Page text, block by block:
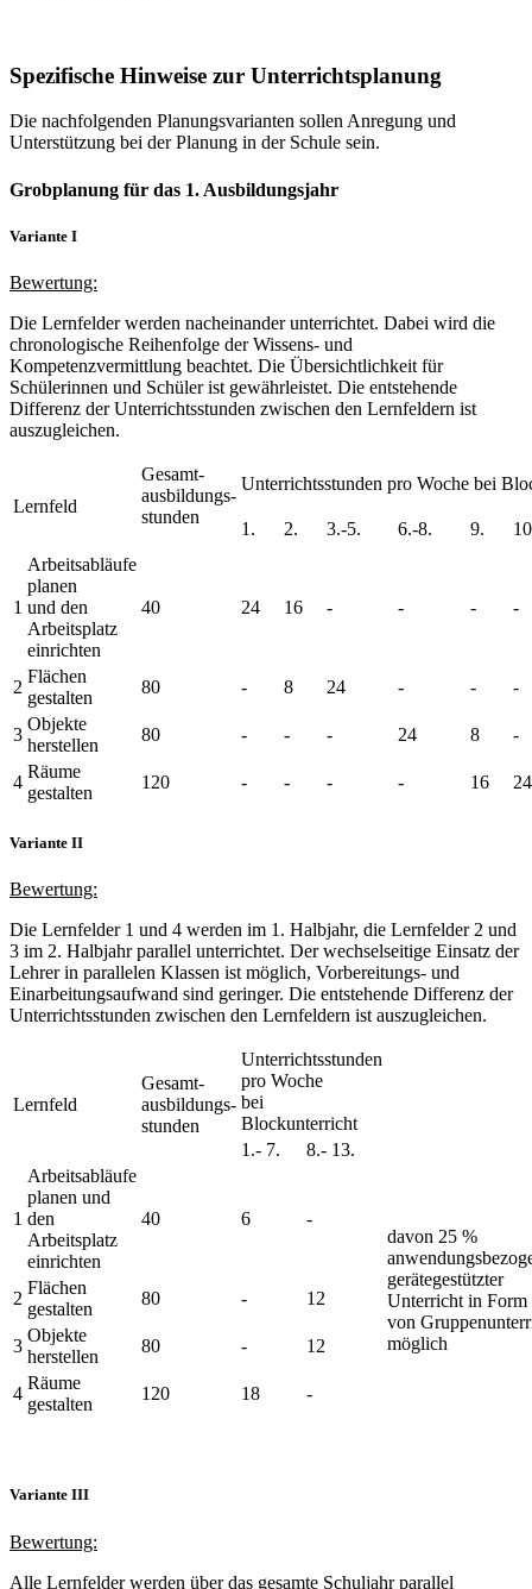
Spezifische Hinweise zur Unterrichtsplanung
Die nachfolgenden Planungsvarianten sollen Anregung und
Unterstützung bei der Planung in der Schule sein.
Grobplanung für das 1. Ausbildungsjahr
Variante I
Bewertung:
Die Lernfelder werden nacheinander unterrichtet. Dabei wird die
chronologische Reihenfolge der Wissens- und
Kompetenzvermittlung beachtet. Die Übersichtlichkeit für
Schülerinnen und Schüler ist gewährleistet. Die entstehende
Differenz der Unterrichtsstunden zwischen den Lernfeldern ist
auszugleichen.
Lernfeld
Gesamt-
ausbildungs-
stunden
Unterrichtsstunden pro Woche bei
1. 2. 3.-5. 6.-8. 9.
1
Arbeitsabläufe
planen
und den
Arbeitsplatz
einrichten
40 24 16 - - - -
2
Flächen
gestalten
80 - 8 24 - - -
3
Objekte
herstellen
80 - - - 24 8 -
4
Räume
gestalten
120 - - - - 16 24
Variante II
Bewertung:
Die Lernfelder 1 und 4 werden im 1. Halbjahr, die Lernfelder 2 und
3 im 2. Halbjahr parallel unterrichtet. Der wechselseitige Einsatz der
Lehrer in parallelen Klassen ist möglich, Vorbereitungs- und
Einarbeitungsaufwand sind geringer. Die entstehende Differenz der
Unterrichtsstunden zwischen den Lernfeldern ist auszugleichen.
Lernfeld
Gesamt-
ausbildungs-
stunden
Unterrichtsstunden
pro Woche
bei
Blockunterricht
1.- 7.
8.- 13.
1
Arbeitsabläufe
planen und
den
Arbeitsplatz
einrichten
40 6
-
davon 25 %
gerätegestützter
Unterricht in Form
von
möglich
2
Flächen
gestalten
80 - 12
3
Objekte
herstellen
80 - 12
4
Räume
gestalten
120 18 -
Variante III
Bewertung:
Alle Lernfelder werden über das gesamte Schuljahr parallel